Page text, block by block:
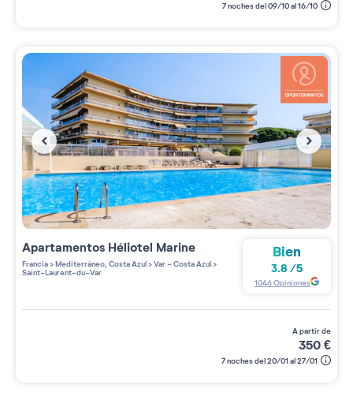
7 noches del 09/10 al 16/10
Apartamentos Héliotel Marine
Francia>Mediterráneo, Costa Azul>Var - Costa Azul>
Saint-Laurent-du-Var
Bien
3.8 /5
1046Opiniones
a partir de
350€
7 noches del 20/01 al 27/01